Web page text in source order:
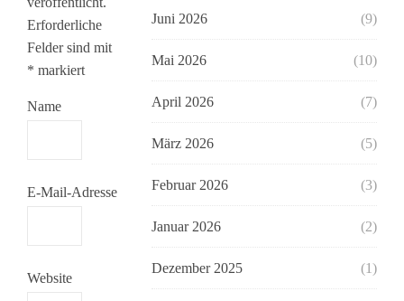
Erforderliche
Felder sind mit
* markiert
Name
E-Mail-Adresse
Website
Juni 2026 (9)
Mai 2026 (10)
April 2026 (7)
März 2026 (5)
Februar 2026 (3)
Januar 2026 (2)
Dezember 2025 (1)